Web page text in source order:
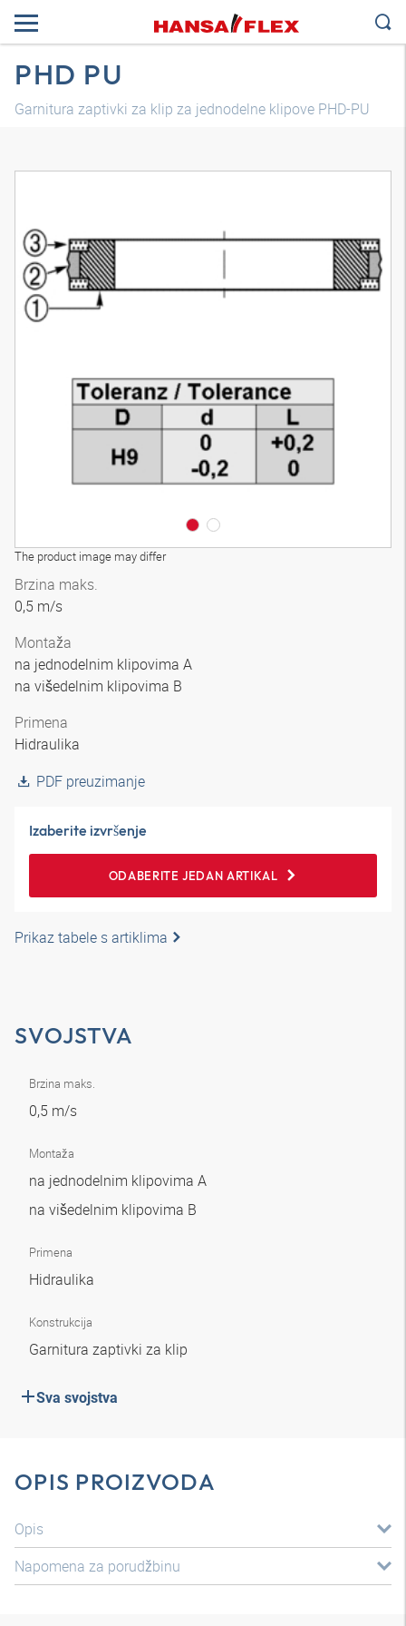
PHD PU
Garnitura zaptivki za klip za jednodelne klipove PHD-PU
The product image may differ
Brzina maks.
0,5 m/s
Montaža
na jednodelnim klipovima A
na višedelnim klipovima B
Primena
Hidraulika
PDF preuzimanje
Izaberite izvršenje
ODABERITE JEDAN ARTIKAL
Prikaz tabele s artiklima
SVOJSTVA
Brzina maks.
0,5 m/s
Montaža
na jednodelnim klipovima A
na višedelnim klipovima B
Primena
Hidraulika
Konstrukcija
Garnitura zaptivki za klip
Sva svojstva
OPIS PROIZVODA
Opis
Napomena za porudžbinu